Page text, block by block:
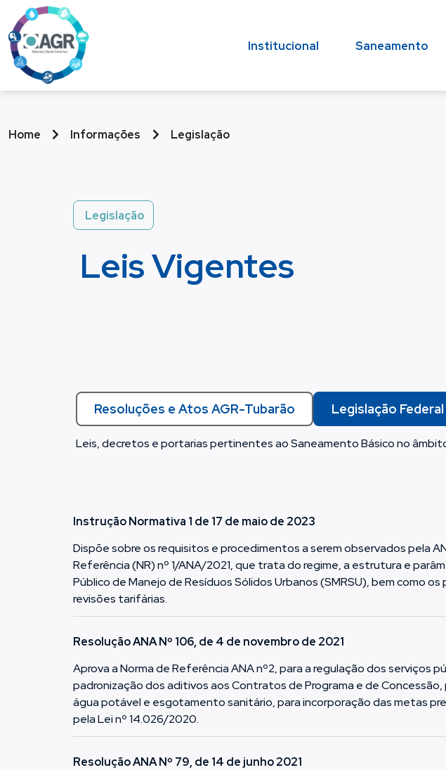
Institucional Saneamento
Home Informações Legislação
Legislação
Leis Vigentes
Resoluções e Atos AGR-Tubarão Legislação Federal
Leis, decretos e portarias pertinentes ao Saneamento Básico no
Instrução Normativa 1 de 17 de maio de 2023
Dispõe sobre os requisitos e procedimentos a serem observados pela
Referência (NR) nº 1/ANA/2021, que trata do regime, a estrutura e
Público de Manejo de Resíduos Sólidos Urbanos (SMRSU), bem como
revisões tarifárias.
Resolução ANA Nº 106, de 4 de novembro de 2021
Aprova a Norma de Referência ANA nº2, para a regulação dos serviços
padronização dos aditivos aos Contratos de Programa e de
água potável e esgotamento sanitário, para incorporação das metas
pela Lei nº 14.026/2020.
Resolução ANA Nº 79, de 14 de junho 2021